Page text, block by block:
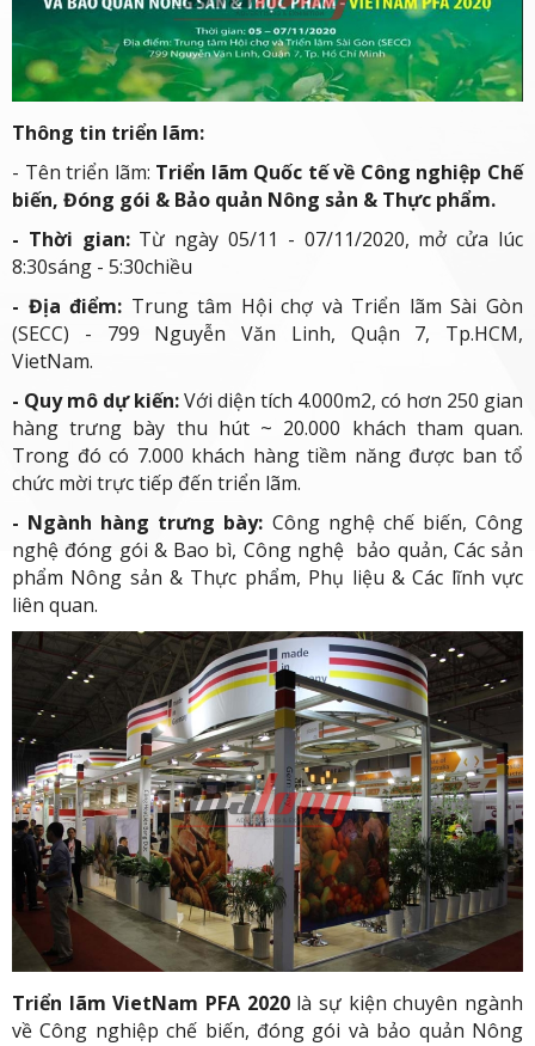
Thông tin triển lãm:
- Tên triển lãm: Triển lãm Quốc tế về Công nghiệp Chế
biến, Đóng gói & Bảo quản Nông sản & Thực phẩm.
- Thời gian:Từ ngày 05/11 - 07/11/2020, mở cửa lúc
8:30sáng - 5:30chiều
- Địa điểm: Trung tâm Hội chợ và Triển lãm Sài Gòn
(SECC) - 799 Nguyễn Văn Linh, Quận 7, Tp.HCM,
VietNam.
- Quy mô dự kiến:Với diện tích 4.000m2, có hơn 250 gian
hàng trưng bày thu hút ~ 20.000 khách tham quan.
Trong đó có 7.000 khách hàng tiềm năng được ban tổ
chức mời trực tiếp đến triển lãm.
- Ngành hàng trưng bày: Công nghệ chế biến, Công
nghệ đóng gói & Bao bì, Công nghệ bảo quản, Các sản
phẩm Nông sản & Thực phẩm, Phụ liệu & Các lĩnh vực
liên quan.
Triển lãm VietNam PFA 2020 là sự kiện chuyên ngành
về Công nghiệp chế biến, đóng gói và bảo quản Nông